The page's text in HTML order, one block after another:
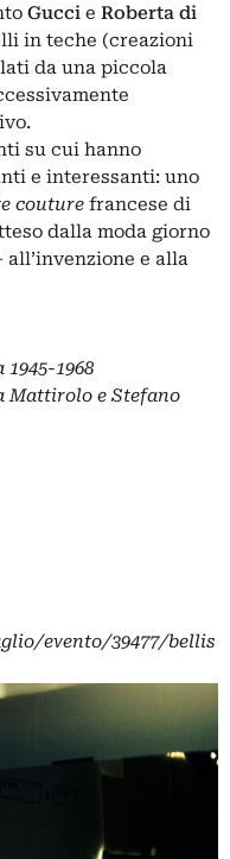
Gucci e Roberta di
in teche (creazioni
da una piccola
su cui hanno
e interessanti: uno
couture francese di
dalla moda giorno
e alla
1968
Mattirolo e Stefano
evento/39477/bellis